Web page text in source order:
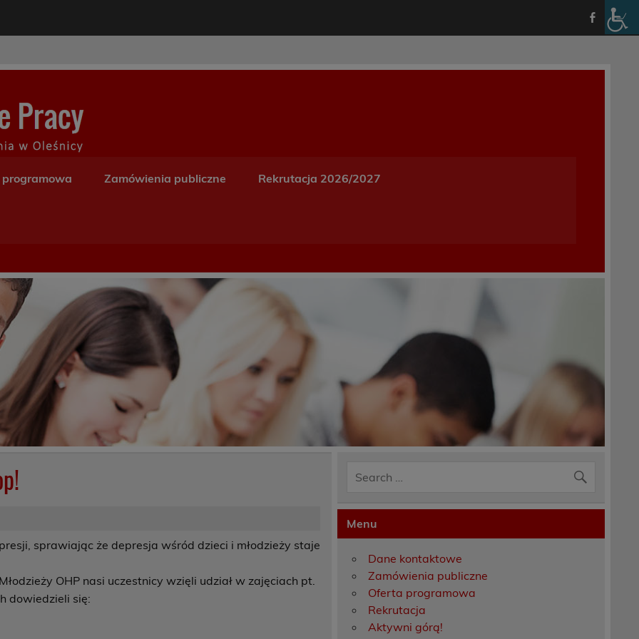
Zamówienia publiczne Rekrutacja 2026/2027
sprawiając że depresja wśród dzieci i młodzieży staje
OHP nasi uczestnicy wzięli udział w zajęciach pt.
dowiedzieli się:
Menu
Dane kontaktowe
Zamówienia publiczne
Oferta programowa
Rekrutacja
Aktywni górą!